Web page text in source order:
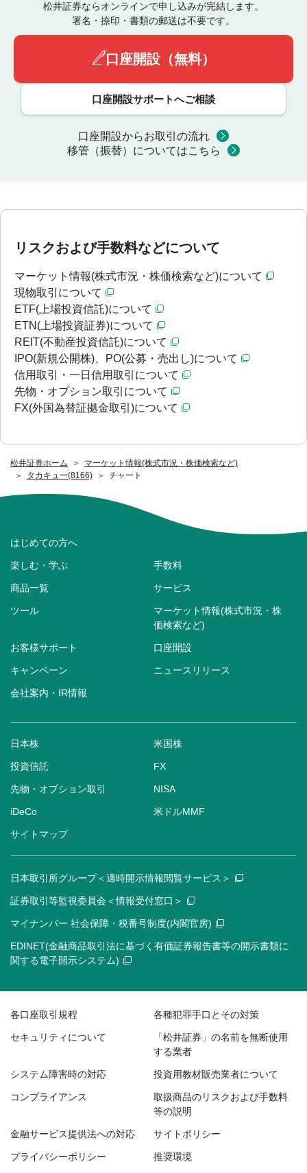
松井証券ホーム
マーケット情報(株式市況・株価検索など)
タカキュー(8166)
チャート
松井証券ならオンラインで申し込みが完結します。
署名・捺印・書類の郵送は不要です。
口座開設（無料）
口座開設サポートへご相談
口座開設からお取引の流れ
移管（振替）についてはこちら
リスクおよび手数料などについて
マーケット情報(株式市況・株価検索など)について
現物取引について
ETF(上場投資信託)について
ETN(上場投資証券)について
REIT(不動産投資信託)について
IPO(新規公開株)、PO(公募・売出し)について
信用取引・一日信用取引について
先物・オプション取引について
FX(外国為替証拠金取引)について
はじめての方へ
楽しむ・学ぶ 手数料
商品一覧 サービス
ツール
マーケット情報(株式市況・株
価検索など)
お客様サポート 口座開設
キャンペーン ニュースリリース
会社案内・IR情報
日本株 米国株
投資信託 FX
先物・オプション取引 NISA
iDeCo 米ドルMMF
サイトマップ
日本取引所グループ＜適時開示情報閲覧サービス＞
証券取引等監視委員会＜情報受付窓口＞
マイナンバー 社会保障・税番号制度(内閣官房)
EDINET(金融商品取引法に基づく有価証券報告書等の開示書類に
関する電子開示システム)
各口座取引規程 各種犯罪手口とその対策
セキュリティについて
「松井証券」の名前を無断使用
する業者
システム障害時の対応 投資用教材販売業者について
コンプライアンス
取扱商品のリスクおよび手数料
等の説明
金融サービス提供法への対応 サイトポリシー
プライバシーポリシー 推奨環境